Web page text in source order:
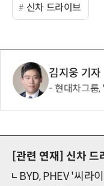
신차 드라이브
김지웅 기자
현대차그룹, 'PV5
[관련 연재]
신차 드
BYD, PHEV '씨라